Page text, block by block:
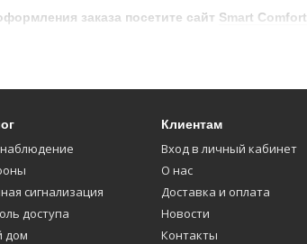
заказа посетите сайт Smart Comfort
сигнализация
доступа
дом
Клиентам
Вход в личный кабинет
О нас
Доставка и оплата
Новости
Контакты